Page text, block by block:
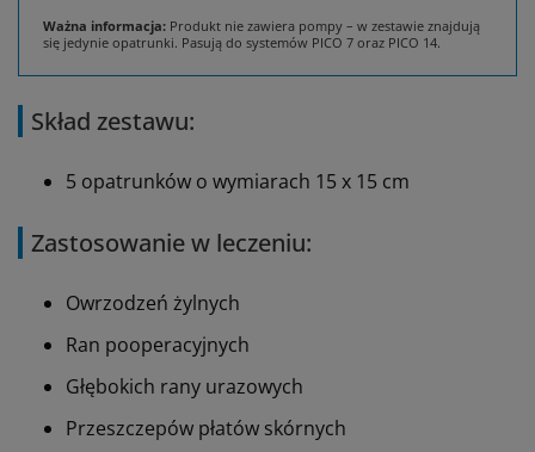
Ważna informacja: Produkt nie zawiera pompy – w zestawie znajdują
się jedynie opatrunki. Pasują do systemów PICO 7 oraz PICO 14.
Skład zestawu:
5 opatrunków o wymiarach 15 x 15 cm
Zastosowanie w leczeniu:
Owrzodzeń żylnych
Ran pooperacyjnych
Głębokich rany urazowych
Przeszczepów płatów skórnych